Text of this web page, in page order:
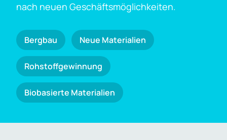
nach neuen Geschäftsmöglichkeiten.
Bergbau Neue Materialien
Rohstoffgewinnung
Biobasierte Materialien